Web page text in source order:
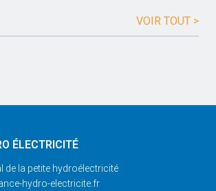
VOIR TOUT >
ÉLECTRICITÉ
de la petite hydroélectricité
hydro-electricite.fr